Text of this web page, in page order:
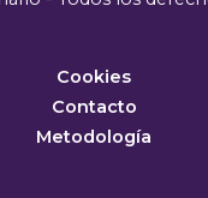
Cookies
Contacto
Metodología